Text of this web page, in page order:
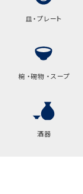
皿・プレート
椀 ・碗物 ・スープ
酒器